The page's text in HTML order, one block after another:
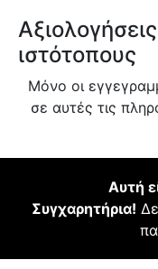
ιστότοπους
Μόνο οι
σε αυτές τις
Αυτή
Συγχαρητήρια!